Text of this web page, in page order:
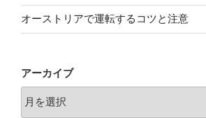
オーストリアで運転するコツと注意
アーカイブ